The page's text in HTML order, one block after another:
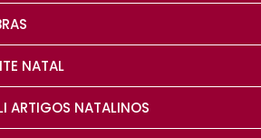
NATAL
ARTIGOS NATALINOS